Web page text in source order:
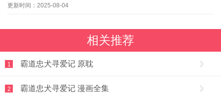
更新时间：2025-08-04
相关推荐
1 霸道忠犬寻爱记 原耽
2 霸道忠犬寻爱记 漫画全集